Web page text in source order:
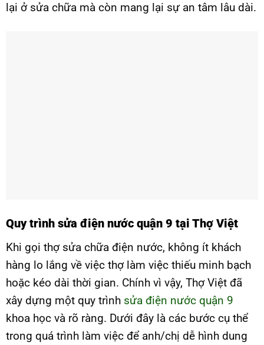
lại ở sửa chữa mà còn mang lại sự an tâm lâu dài.
Quy trình sửa điện nước quận 9 tại Thợ Việt
Khi gọi thợ sửa chữa điện nước, không ít khách
hàng lo lắng về việc thợ làm việc thiếu minh bạch
hoặc kéo dài thời gian. Chính vì vậy, Thợ Việt đã
xây dựng một quy trình sửa điện nước quận 9
khoa học và rõ ràng. Dưới đây là các bước cụ thể
trong quá trình làm việc để anh/chị dễ hình dung